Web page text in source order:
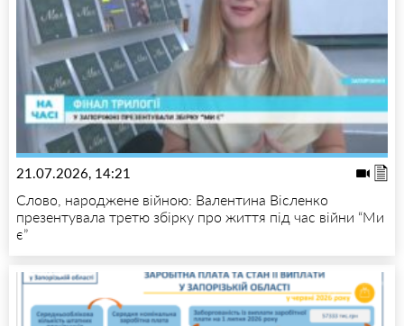
21.07.2026, 14:21
Слово, народжене війною: Валентина Вісленко
презентувала третю збірку про життя під час війни “Ми
є”